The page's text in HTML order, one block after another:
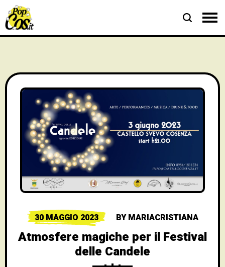
30 MAGGIO 2023 BYMARIACRISTIANA
Atmosfere magiche per il Festival
delle Candele